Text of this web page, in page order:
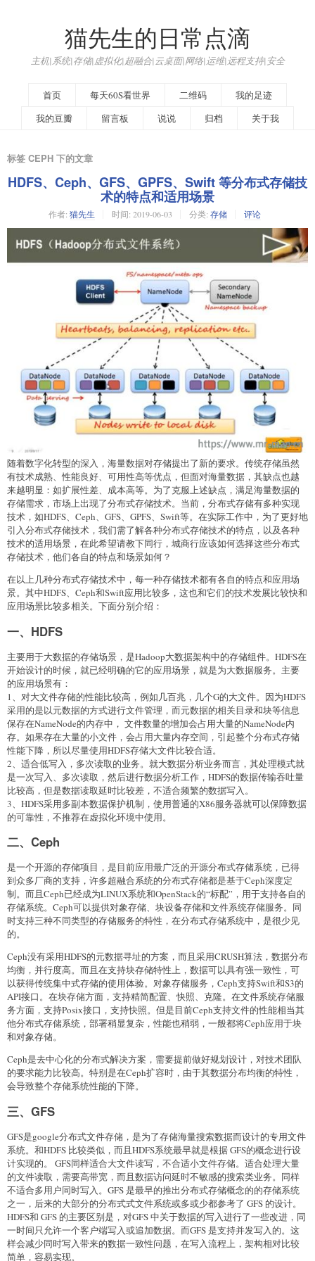
猫先生的日常点滴
主机|系统|存储|虚拟化|超融合|云桌面|网络|运维|远程支持|安全
首页 每天60S看世界 二维码
我的足迹
我的豆瓣
留言板 说说 归档 关于我
标签 CEPH 下的文章
HDFS、Ceph、GFS、GPFS、Swift 等分布式存储技
术的特点和适用场景
作者: 猫先生 时间: 2019-06-03 分类: 存储 评论
随着数字化转型的深入，海量数据对存储提出了新的要求。传统存储虽然
有技术成熟、性能良好、可用性高等优点，但面对海量数据，其缺点也越
来越明显：如扩展性差、成本高等。为了克服上述缺点，满足海量数据的
存储需求，市场上出现了分布式存储技术。当前，分布式存储有多种实现
技术，如HDFS、Ceph、GFS、GPFS、Swift等。在实际工作中，为了更好地
引入分布式存储技术，我们需了解各种分布式存储技术的特点，以及各种
技术的适用场景，在此希望请教下同行，城商行应该如何选择这些分布式
存储技术，他们各自的特点和场景如何？
在以上几种分布式存储技术中，每一种存储技术都有各自的特点和应用场
景。其中HDFS、Ceph和Swift应用比较多，这也和它们的技术发展比较快和
应用场景比较多相关。下面分别介绍：
一、HDFS
主要用于大数据的存储场景，是Hadoop大数据架构中的存储组件。HDFS在
开始设计的时候，就已经明确的它的应用场景，就是为大数据服务。主要
的应用场景有：
1、对大文件存储的性能比较高，例如几百兆，几个G的大文件。因为HDFS
采用的是以元数据的方式进行文件管理，而元数据的相关目录和块等信息
保存在NameNode的内存中， 文件数量的增加会占用大量的NameNode内
存。如果存在大量的小文件，会占用大量内存空间，引起整个分布式存储
性能下降，所以尽量使用HDFS存储大文件比较合适。
2、适合低写入，多次读取的业务。就大数据分析业务而言，其处理模式就
是一次写入、多次读取，然后进行数据分析工作，HDFS的数据传输吞吐量
比较高，但是数据读取延时比较差，不适合频繁的数据写入。
3、HDFS采用多副本数据保护机制，使用普通的X86服务器就可以保障数据
的可靠性，不推荐在虚拟化环境中使用。
二、Ceph
是一个开源的存储项目，是目前应用最广泛的开源分布式存储系统，已得
到众多厂商的支持，许多超融合系统的分布式存储都是基于Ceph深度定
制。而且Ceph已经成为LINUX系统和OpenStack的“标配”，用于支持各自的
存储系统。Ceph可以提供对象存储、块设备存储和文件系统存储服务。同
时支持三种不同类型的存储服务的特性，在分布式存储系统中，是很少见
的。
Ceph没有采用HDFS的元数据寻址的方案，而且采用CRUSH算法，数据分布
均衡，并行度高。而且在支持块存储特性上，数据可以具有强一致性，可
以获得传统集中式存储的使用体验。对象存储服务，Ceph支持Swift和S3的
API接口。在块存储方面，支持精简配置、快照、克隆。在文件系统存储服
务方面，支持Posix接口，支持快照。但是目前Ceph支持文件的性能相当其
他分布式存储系统，部署稍显复杂，性能也稍弱，一般都将Ceph应用于块
和对象存储。
Ceph是去中心化的分布式解决方案，需要提前做好规划设计，对技术团队
的要求能力比较高。特别是在Ceph扩容时，由于其数据分布均衡的特性，
会导致整个存储系统性能的下降。
三、GFS
GFS是google分布式文件存储，是为了存储海量搜索数据而设计的专用文件
系统。和HDFS 比较类似，而且HDFS系统最早就是根据 GFS的概念进行设
计实现的。 GFS同样适合大文件读写，不合适小文件存储。适合处理大量
的文件读取，需要高带宽，而且数据访问延时不敏感的搜索类业务。同样
不适合多用户同时写入。GFS 是最早的推出分布式存储概念的的存储系统
之一，后来的大部分的分布式式文件系统或多或少都参考了 GFS 的设计。
HDFS和 GFS 的主要区别是，对GFS 中关于数据的写入进行了一些改进，同
一时间只允许一个客户端写入或追加数据。而GFS 是支持并发写入的。这
样会减少同时写入带来的数据一致性问题，在写入流程上，架构相对比较
简单，容易实现。